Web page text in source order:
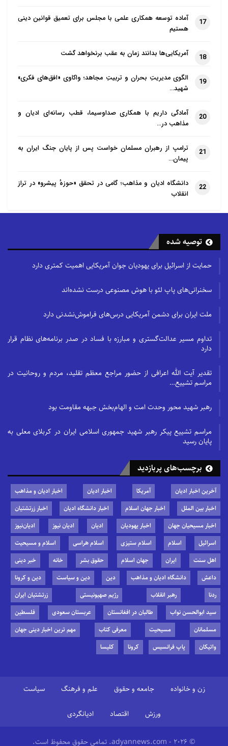
حد آشکار نبوده است.
17
آماده توسعه همکاری علمی با مجلس برای تعمیق قوانین دینی
هستیم
18 آمریکایی‌ها بدانند زمان به عقب برنخواهد گشت
19
الگوی مدیریتِ بحران و تربیتِ مجاهد؛ واکاوی «افق‌های فکری»
شهید…
20
آمادگی داریم با همکاری صداوسیما، قطب رسانه‌ای ادیان و
مذاهب در…
21
ترامپ از رهبران مسلمان خواست پس از پایان جنگ ایران به
پیمان…
22
دانشگاه ادیان و مذاهب؛ گامی در تحقق «حوزهٔ پیشرو» در تراز
انقلاب
توصیه شده
حمایت از اسرائیل برای یهودیان جوان آمریکایی اهمیت کمتری دارد
سخنرانی‌های پاپ لئو با هوش مصنوعی درست نشده‌اند
ملت ایران برای دشمن آمریکایی درس‌های فراموش‌نشدنی دارد
تداوم مسیر عدالت‌گستری و مبارزه با فساد در صدر برنامه‌های نظام قرار
دارد
تقدیر آیت الله اعرافی از حضور مراجع معظم تقلید، مردم و روحانیت در
مراسم تشییع…
رهبر شهید محور وحدت امت و الهام‌بخش جبهه مقاومت بود
مراسم تشییع پیکر رهبر شهید جمهوری اسلامی ایران در کربلای معلی به
پایان رسید
برچسب‌های پربازدید
آخرین اخبار ادیان آمریکا اخبار ادیان
اخبار ادیان و مذاهب
اخبار بین الملل
اخبار جهان اسلام اخبار دانشگاه ادیان
اخبار زرتشتیان
اخبار مسیحیان جهان
اخبار یهودیان ادیان ادیان نیوز
ادیان‌نیوز
اسرائیل
اسلام اسلام ستیزی اسلام هراسی
اسلام و مسیحیت
اهل سنت
ایران جهان اسلام حقوق بشر خانه
خبر دینی
داعش
دانشگاه ادیان و مذاهب دین دین و سیاست
دین و کرونا
ردنا
رهبر انقلاب رژیم صهیونیستی
زرتشتیان ایران
سید ابوالحسن نواب
طالبان در افغانستان عربستان سعودی
فلسطین
مسلمانان
مسیحیت معرفی کتاب
مهم ترین اخبار دینی جهان
واتیکان
پاپ فرانسیس کرونا کلیسا
زن و خانواده جامعه و حقوق علم و فرهنگ سیاست
ورزش اقتصاد ادیانگردی
© 2026 - adyannews.com. تمامی حقوق محفوظ است.